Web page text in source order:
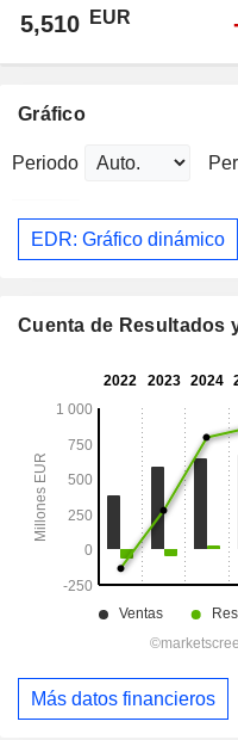
5,510 EUR
Gráfico
Periodo
EDR: Gráfico dinámico
Cuenta de Resultados
Más datos financieros